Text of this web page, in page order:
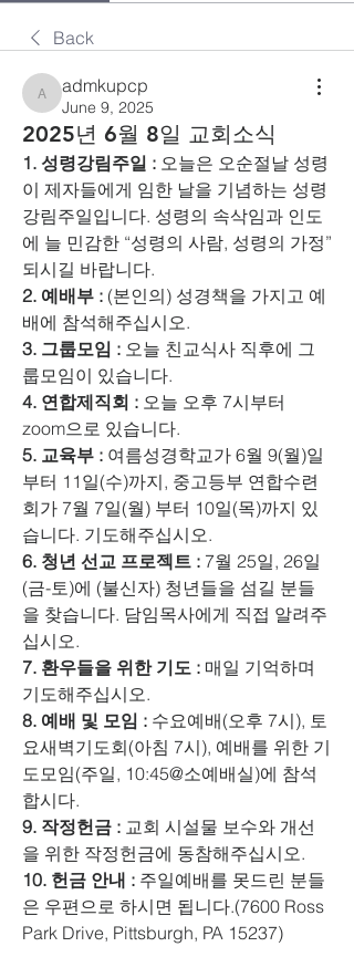
Back
admkupcp
admkupcp
June 9, 2025
2025년 6월 8일 교회소식
1. 성령강림주일 : 오늘은 오순절날 성령
이 제자들에게 임한 날을 기념하는 성령
강림주일입니다. 성령의 속삭임과 인도
에 늘 민감한 “성령의 사람, 성령의 가정”
되시길 바랍니다.
2. 예배부 : (본인의) 성경책을 가지고 예
배에 참석해주십시오.
3. 그룹모임 : 오늘 친교식사 직후에 그
룹모임이 있습니다.
4. 연합제직회 : 오늘 오후 7시부터
zoom으로 있습니다.
5. 교육부 : 여름성경학교가 6월 9(월)일
부터 11일(수)까지, 중고등부 연합수련
회가 7월 7일(월) 부터 10일(목)까지 있
습니다. 기도해주십시오.
6. 청년 선교 프로젝트 : 7월 25일, 26일
(금-토)에 (불신자) 청년들을 섬길 분들
을 찾습니다. 담임목사에게 직접 알려주
십시오.
7. 환우들을 위한 기도 : 매일 기억하며
기도해주십시오.
8. 예배 및 모임 : 수요예배(오후 7시), 토
요새벽기도회(아침 7시), 예배를 위한 기
도모임(주일, 10:45@소예배실)에 참석
합시다.
9. 작정헌금 : 교회 시설물 보수와 개선
을 위한 작정헌금에 동참해주십시오.
10. 헌금 안내 : 주일예배를 못드린 분들
은 우편으로 하시면 됩니다.(7600 Ross
Park Drive, Pittsburgh, PA 15237)